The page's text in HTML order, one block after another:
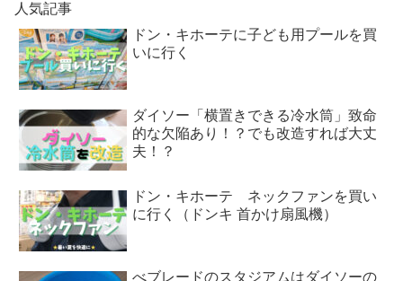
人気記事
ドン・キホーテに子ども用プールを買
いに行く
ダイソー「横置きできる冷水筒」致命
的な欠陥あり！？でも改造すれば大丈
夫！？
ドン・キホーテ ネックファンを買い
に行く（ドンキ 首かけ扇風機）
べブレードのスタジアムはダイソーの